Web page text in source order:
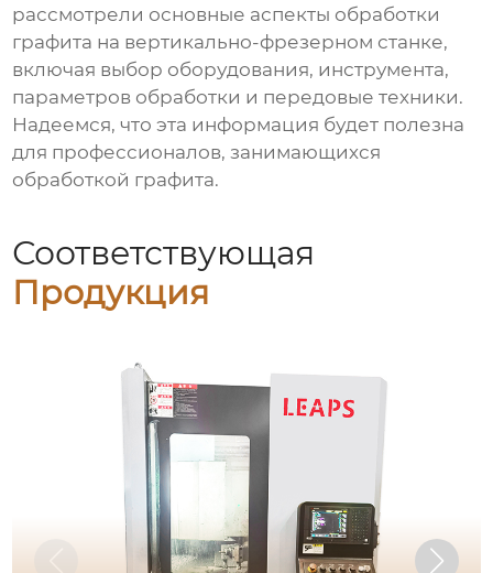
рассмотрели основные аспекты обработки
графита на вертикально-фрезерном станке,
включая выбор оборудования, инструмента,
параметров обработки и передовые техники.
Надеемся, что эта информация будет полезна
для профессионалов, занимающихся
обработкой графита.
Соответствующая
Продукция